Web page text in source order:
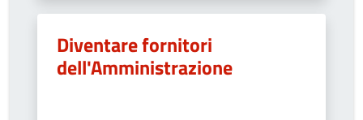
Diventare fornitori
dell'Amministrazione